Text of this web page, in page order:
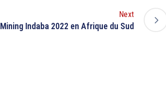
Next
Mining Indaba 2022 en Afrique du Sud